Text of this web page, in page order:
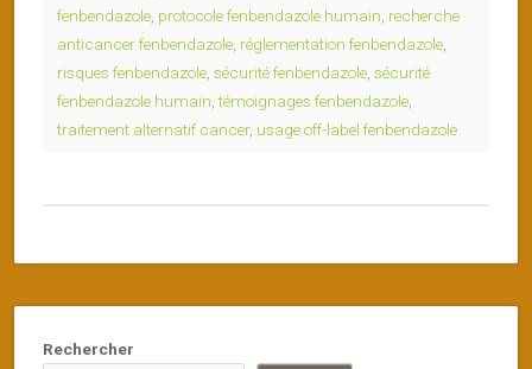
fenbendazole protocole fenbendazole humain recherche
anticancer fenbendazole réglementation fenbendazole
risques fenbendazole sécurité fenbendazole sécurité
fenbendazole humain ,témoignages fenbendazole
traitement alternatif cancer, usage off-label fenbendazole
Rechercher